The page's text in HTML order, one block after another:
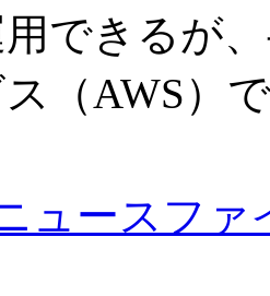
できるが
（AWS）
ュースファ